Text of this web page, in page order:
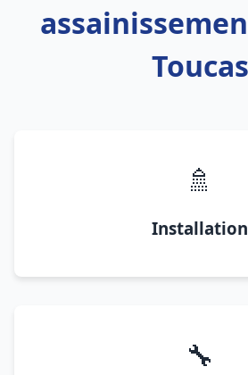
Toucas
🚿
Installation
🔧